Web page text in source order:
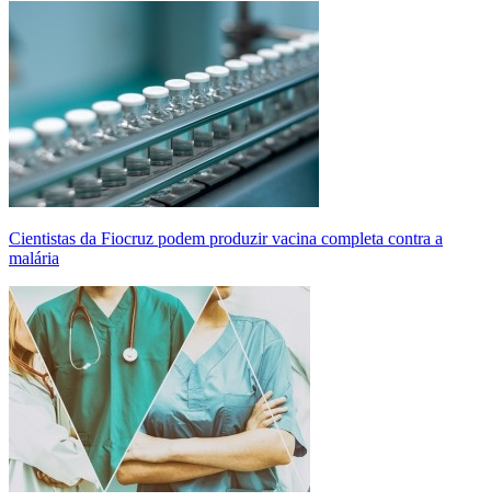
Cientistas da Fiocruz podem produzir vacina completa contra a
malária